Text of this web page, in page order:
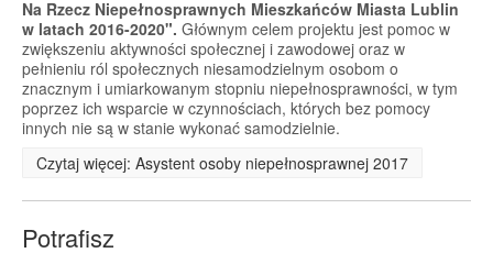
Na Rzecz Niepełnosprawnych Mieszkańców Miasta Lublin
w latach 2016-2020". Głównym celem projektu jest pomoc w
zwiększeniu aktywności społecznej i zawodowej oraz w
pełnieniu ról społecznych niesamodzielnym osobom o
znacznym i umiarkowanym stopniu niepełnosprawności, w tym
poprzez ich wsparcie w czynnościach, których bez pomocy
innych nie są w stanie wykonać samodzielnie.
Czytaj więcej: Asystent osoby niepełnosprawnej 2017
Potrafisz